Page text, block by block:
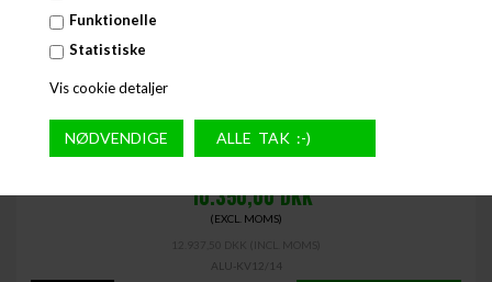
Funktionelle
Statistiske
Vis cookie detaljer
10.350,00DKK
(EXCL. MOMS)
ALU-KV12/14